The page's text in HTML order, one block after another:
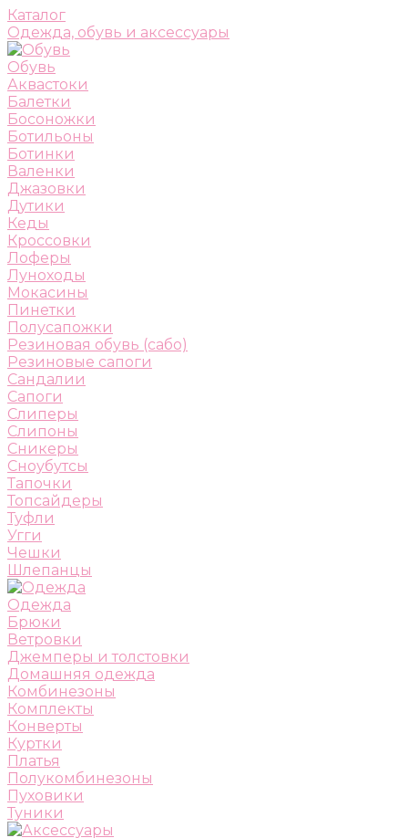
Каталог
Одежда, обувь и аксессуары
Обувь
Аквастоки
Балетки
Босоножки
Ботильоны
Ботинки
Валенки
Джазовки
Дутики
Кеды
Кроссовки
Лоферы
Луноходы
Мокасины
Пинетки
Полусапожки
Резиновая обувь (сабо)
Резиновые сапоги
Сандалии
Сапоги
Слиперы
Слипоны
Сникеры
Сноубутсы
Тапочки
Топсайдеры
Туфли
Угги
Чешки
Шлепанцы
Одежда
Брюки
Ветровки
Джемперы и толстовки
Домашняя одежда
Комбинезоны
Комплекты
Конверты
Куртки
Платья
Полукомбинезоны
Пуховики
Туники